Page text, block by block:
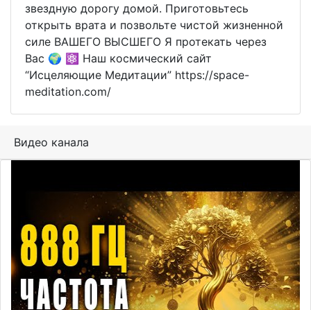
звездную дорогу домой. Приготовьтесь
открыть врата и позвольте чистой жизненной
силе ВАШЕГО ВЫСШЕГО Я протекать через
Вас 🌍 ⚛️ Наш космический сайт
“Исцеляющие Медитации” https://space-
meditation.com/
Видео канала